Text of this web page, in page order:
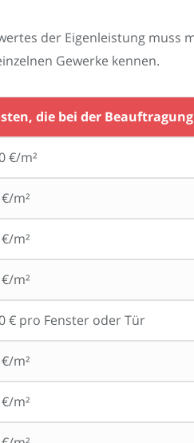
der Eigenleistung muss
Gewerke kennen.
die bei der
€/m²
m²
m²
m²
€ pro Fenster oder Tür
m²
m²